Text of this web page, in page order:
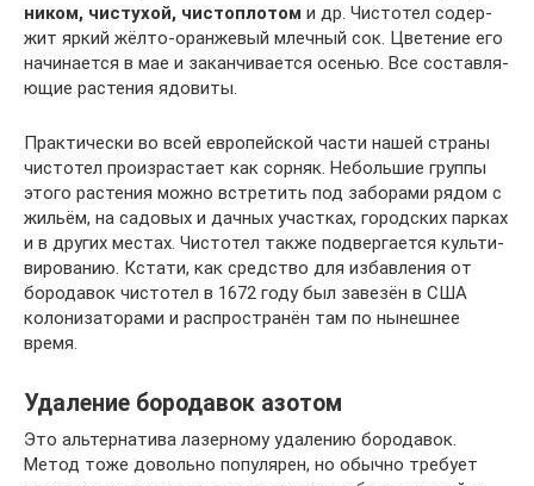
ни­ком, чисту­хой, чисто­пло­том и др. Чисто­тел содер­
жит яркий жёл­то-оран­же­вый млеч­ный сок. Цве­те­ние его
начи­на­ет­ся в мае и закан­чи­ва­ет­ся осе­нью. Все состав­ля­
ю­щие рас­те­ния ядовиты.
Прак­ти­че­ски во всей евро­пей­ской части нашей стра­ны
чисто­тел про­из­рас­та­ет как сор­няк. Неболь­шие груп­пы
это­го рас­те­ния мож­но встре­тить под забо­ра­ми рядом с
жильём, на садо­вых и дач­ных участ­ках, город­ских пар­ках
и в дру­гих местах. Чисто­тел так­же под­вер­га­ет­ся куль­ти­
ви­ро­ва­нию. Кста­ти, как сред­ство для избав­ле­ния от
боро­да­вок чисто­тел в 1672 году был заве­зён в США
коло­ни­за­то­ра­ми и рас­про­стра­нён там по нынеш­нее
время.
Удаление бородавок азотом
Это альтернатива лазерному удалению бородавок.
Метод тоже довольно популярен, но обычно требует